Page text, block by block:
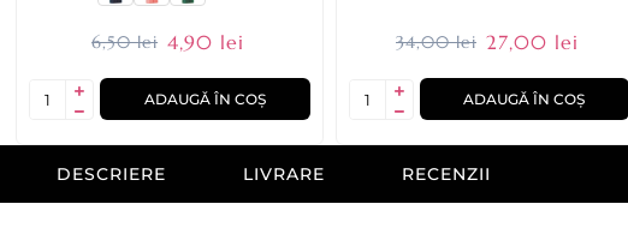
6,50 lei 4,90 lei
ADAUGĂ ÎN COȘ
34,00 lei 27,00 lei
ADAUGĂ ÎN COȘ
DESCRIERE LIVRARE RECENZII